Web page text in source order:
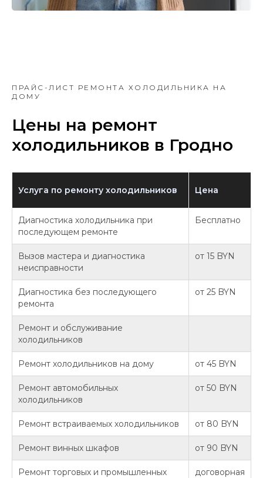
ПРАЙС-ЛИСТ РЕМОНТА ХОЛОДИЛЬНИКА НА
ДОМУ
Цены на ремонт
холодильников в Гродно
Услуга по ремонту холодильников Цена
Диагностика холодильника при
последующем ремонте
Бесплатно
Вызов мастера и диагностика
неисправности
от 15 BYN
Диагностика без последующего
ремонта
от 25 BYN
Ремонт и обслуживание
холодильников
Ремонт холодильников на дому от 45 BYN
Ремонт автомобильных
холодильников
от 50 BYN
Ремонт встраиваемых холодильников от 80 BYN
Ремонт винных шкафов от 90 BYN
Ремонт торговых и промышленных
договорная